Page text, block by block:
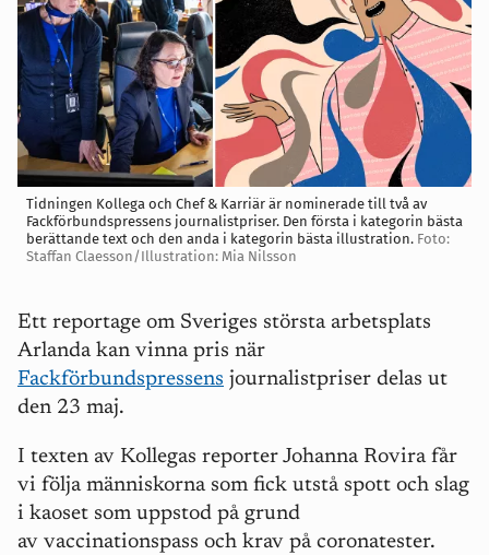
Tidningen Kollega och Chef & Karriär är nominerade till två av
Fackförbundspressens journalistpriser. Den första i kategorin bästa
berättande text och den anda i kategorin bästa illustration. Foto:
Staffan Claesson/Illustration: Mia Nilsson
Ett reportage om Sveriges största arbetsplats
Arlanda kan vinna pris när
Fackförbundspressens journalistpriser delas ut
den 23 maj.
I texten av Kollegas reporter Johanna Rovira får
vi följa människorna som fick utstå spott och slag
i kaoset som uppstod på grund
av vaccinationspass och krav på coronatester.